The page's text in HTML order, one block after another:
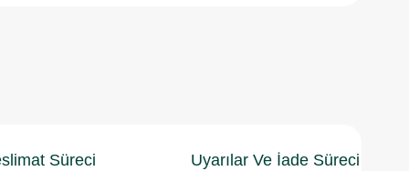
Süreci Uyarılar Ve İade Süreci